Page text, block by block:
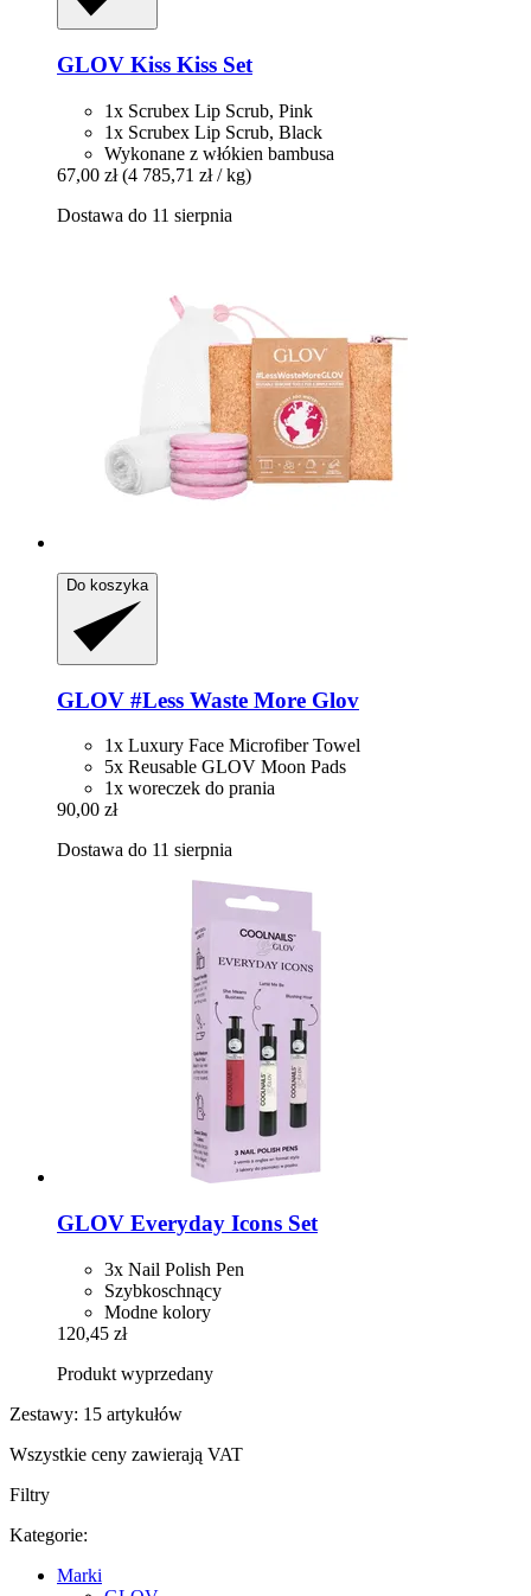
GLOV Kiss Kiss Set
1x Scrubex Lip Scrub, Pink
1x Scrubex Lip Scrub, Black
Wykonane z włókien bambusa
67,00 zł (4 785,71 zł / kg)
Dostawa do 11 sierpnia
Do koszyka
GLOV #Less Waste More Glov
1x Luxury Face Microfiber Towel
5x Reusable GLOV Moon Pads
1x woreczek do prania
90,00 zł
Dostawa do 11 sierpnia
GLOV Everyday Icons Set
3x Nail Polish Pen
Szybkoschnący
Modne kolory
120,45 zł
Produkt wyprzedany
Zestawy: 15 artykułów
Wszystkie ceny zawierają VAT
Filtry
Kategorie:
Marki